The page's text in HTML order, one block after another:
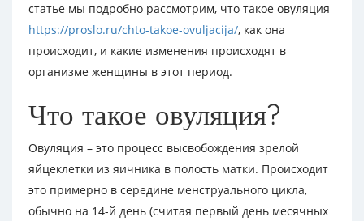
статье мы подробно рассмотрим, что такое овуляция
https://proslo.ru/chto-takoe-ovuljacija/, как она
происходит, и какие изменения происходят в
организме женщины в этот период.
Что такое овуляция?
Овуляция – это процесс высвобождения зрелой
яйцеклетки из яичника в полость матки. Происходит
это примерно в середине менструального цикла,
обычно на 14-й день (считая первый день месячных